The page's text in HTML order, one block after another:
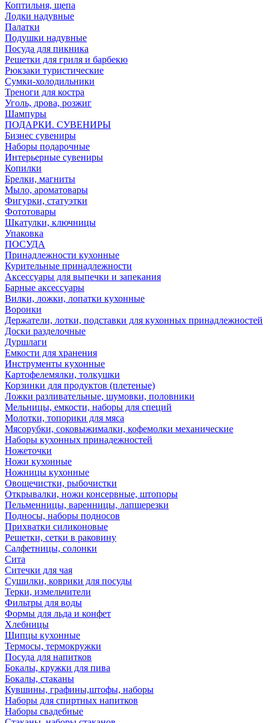
Коптильня, щепа
Лодки надувные
Палатки
Подушки надувные
Посуда для пикника
Решетки для гриля и барбекю
Рюкзаки туристические
Сумки-холодильники
Треноги для костра
Уголь, дрова, розжиг
Шампуры
ПОДАРКИ. СУВЕНИРЫ
Бизнес сувениры
Наборы подарочные
Интерьерные сувениры
Копилки
Брелки, магниты
Мыло, ароматовары
Фигурки, статуэтки
Фототовары
Шкатулки, ключницы
Упаковка
ПОСУДА
Принадлежности кухонные
Курительные принадлежности
Аксессуары для выпечки и запекания
Барные аксессуары
Вилки, ложки, лопатки кухонные
Воронки
Держатели, лотки, подставки для кухонных принадлежностей
Доски разделочные
Дуршлаги
Емкости для хранения
Инструменты кухонные
Картофелемялки, толкушки
Корзинки для продуктов (плетеные)
Ложки разливательные, шумовки, половники
Мельницы, емкости, наборы для специй
Молотки, топорики для мяса
Мясорубки, соковыжималки, кофемолки механические
Наборы кухонных принадежностей
Ножеточки
Ножи кухонные
Ножницы кухонные
Овощечистки, рыбочистки
Открывалки, ножи консервные, штопоры
Пельменницы, варенницы, лапшерезки
Подносы, наборы подносов
Прихватки силиконовые
Решетки, сетки в раковину
Салфетницы, солонки
Сита
Ситечки для чая
Сушилки, коврики для посуды
Терки, измельчители
Фильтры для воды
Формы для льда и конфет
Хлебницы
Щипцы кухонные
Термосы, термокружки
Посуда для напитков
Бокалы, кружки для пива
Бокалы, стаканы
Кувшины, графины,штофы, наборы
Наборы для спиртных напитков
Наборы свадебные